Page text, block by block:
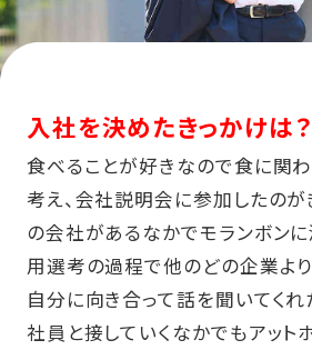
入社を決めたきっかけは？
食べることが好きなので食に関
考え、会社説明会に参加したのが
の会社があるなかでモランボン
用選考の過程で他のどの企業よ
自分に向き合って話を聞いてくれ
社員と接していくなかでもアット